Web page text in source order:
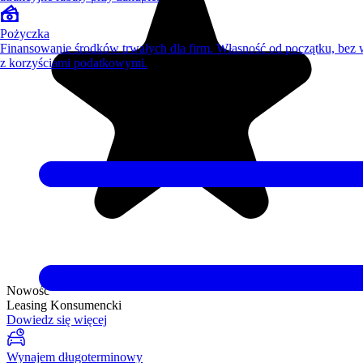
Nowość
Leasing Konsumencki
Dowiedz się więcej
Wynajem długoterminowy
Pożyczka
Finansowanie środków trwałych dla firm. Własność od początku, bez
z korzyściami podatkowymi.